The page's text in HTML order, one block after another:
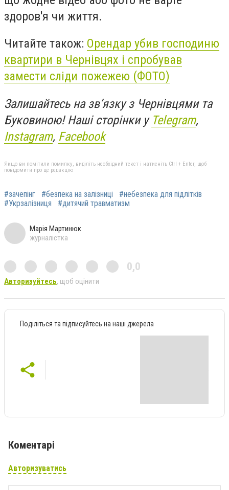
здоров'я чи життя.
Читайте також: Орендар убив господиню
квартири в Чернівцях і спробував
замести сліди пожежею (ФОТО)
Залишайтесь на зв’язку з Чернівцями та
Буковиною! Наші сторінки у Telegram,
Instagram, Facebook
Якщо ви помітили помилку, виділіть необхідний текст і натисніть Ctrl + Enter, щоб
повідомити про це редакцію
#зачепінг #безпека на залізниці
#небезпека для підлітків
#Укрзалізниця
#дитячий травматизм
Марія Мартинюк
журналістка
0,0
Авторизуйтесь, щоб оцінити
Поділіться та підписуйтесь на наші джерела
Коментарі
Авторизуватись